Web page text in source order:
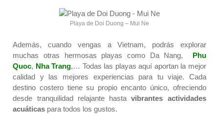
Playa de Doi Duong – Mui Ne
Además, cuando vengas a Vietnam, podrás explorar
muchas otras hermosas playas como Da Nang, Phu
Quoc, Nha Trang,… Todas las playas aquí aportan la mejor
calidad y las mejores experiencias para tu viaje. Cada
destino costero tiene su propio encanto único, ofreciendo
desde tranquilidad relajante hastavibrantes actividades
acuáticas para todos los gustos.